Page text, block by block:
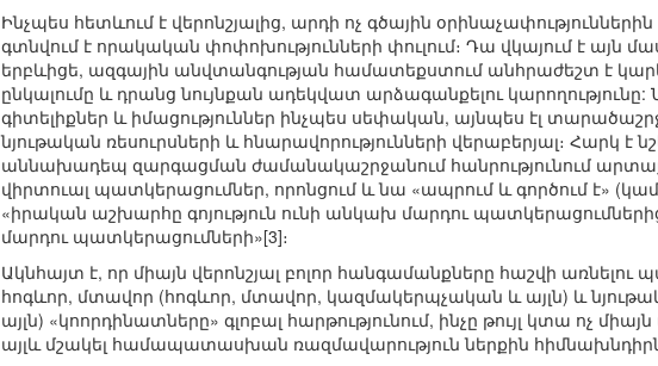
Ինչպես հետևում է վերոնշյալից, արդի ոչ գծային
գտնվում է որակական փոփոխությունների փուլում։ Դա վկայում է այն
երբևիցե, ազգային անվտանգության համատեքստում անհրաժեշտ է
ընկալումը և դրանց նույնքան ադեկվատ արձագանքելու
գիտելիքներ և իմացություններ ինչպես սեփական, այնպես էլ
նյութական ռեսուրսների և հնարավորությունների վերաբերյալ։ Հարկ
աննախադեպ զարգացման ժամանակաշրջանում հանրությունում
վիրտուալ պատկերացումներ, որոնցում և նա «ապրում և գործում է»
«իրական աշխարհը գոյություն ունի անկախ մարդու
մարդու պատկերացումների»[3]։
Ակնհայտ է, որ միայն վերոնշյալ բոլոր հանգամանքները հաշվի
հոգևոր, մտավոր (հոգևոր, մտավոր, կազմակերպչական և այլն) և
այլն) «կոորդինատները» գլոբալ հարթությունում, ինչը թույլ կտա ոչ
այլև մշակել համապատասխան ռազմավարություն ներքին